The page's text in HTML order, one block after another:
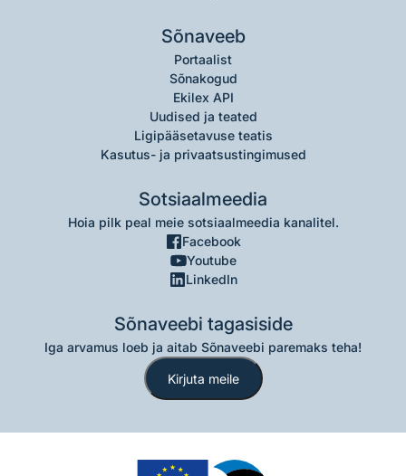
Sõnaveeb
Portaalist
Sõnakogud
Ekilex API
Uudised ja teated
Ligipääsetavuse teatis
Kasutus- ja privaatsustingimused
Sotsiaalmeedia
Hoia pilk peal meie sotsiaalmeedia kanalitel.
Facebook
Youtube
LinkedIn
Sõnaveebi tagasiside
Iga arvamus loeb ja aitab Sõnaveebi paremaks teha!
Kirjuta meile